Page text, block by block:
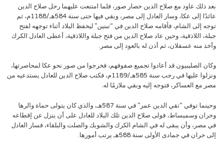
بعد ذلك عاود مع صلاح الدين حصار صور، فلما امتنعت عليهما رحل صلاح الدين
عائدًا إلى عكا، وسار العادل إلى مصر، وبقي فيها حتى سنة 584هـ/1188م، ثم
توجه إلى الشام، فأقامه صلاح الدين في “تبنين” ليحفظ البلاد أثناء توجهه لفتح
جبلة، اللاذقية، وحين عاد صلاح الدين من فتح جبلة واللاذقية، أعطى العادل الكرك
وأخذ منه عسقلان، ثم أذن له بالعود إلى مصر.
وكان الصليبيون قد أعادوا تجميع صفوفهم، فخرجوا من صور نحو عكا لمحاصرتها،
ونزلوا عليها في رجب سنة 585هـ/1189م، فكتب صلاح الدين للعادل يستدعيه من
مصر مع العساكر، فتوجه إليه وبقي ملازمًا له.
وحينما توفي “تقي الدين عمر” في سنة 587هـ، والذي كان يتولى حماة والرها
وحران وسميساط، فولى صلاح الدين تلك البلاد للعادل على أن ينزل عن إقطاعه
في مصر، وأن يبقى له في الشام الكرك والشوبك والصلت والبلقاء، فسار العادل
إلى حران في جمادى الأولى سنة 588هـ يرتب أمورها.